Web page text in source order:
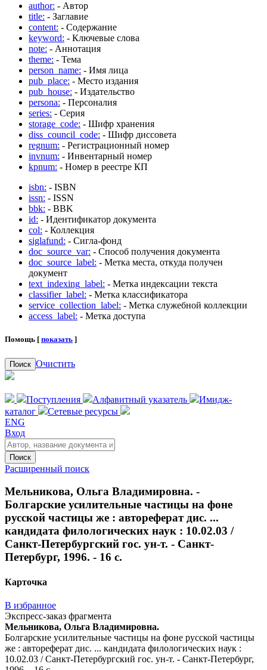
author: - Автор
title: - Заглавие
content: - Содержание
keyword: - Ключевые слова
note: - Аннотация
theme: - Тема
person_name: - Имя лица
pub_place: - Место издания
pub_house: - Издательство
persona: - Персоналия
series: - Серия
storage_code: - Шифр хранения
diss_council_code: - Шифр диссовета
regnum: - Регистрационный номер
invnum: - Инвентарный номер
kpnum: - Номер в реестре КП
isbn: - ISBN
issn: - ISSN
bbk: - BBK
id: - Идентификатор документа
col: - Коллекция
siglafund: - Сигла-фонд
doc_source_var: - Способ получения документа
doc_source_label: - Метка места, откуда получен
документ
text_indexing_label: - Метка индексации текста
classifier_label: - Метка классификатора
service_collection_label: - Метка служебной коллекции
access_label: - Метка доступа
Помощь [ показать ]
Поиск Очистить
Поступления Алфавитный указатель
Имидж-
каталог
Сетевые ресурсы
ENG
Вход
Поиск
Расширенный поиск
Мельникова, Ольга Владимировна. -
Болгарские усилительные частицы на фоне
русской частицы же : автореферат дис. ...
кандидата филологических наук : 10.02.03 /
Санкт-Петербургский гос. ун-т. - Санкт-
Петербург, 1996. - 16 с.
Карточка
В избранное
Экспресс-заказ фрагмента
Мельникова, Ольга Владимировна.
Болгарские усилительные частицы на фоне русской частицы
же : автореферат дис. ... кандидата филологических наук :
10.02.03 / Санкт-Петербургский гос. ун-т. - Санкт-Петербург,